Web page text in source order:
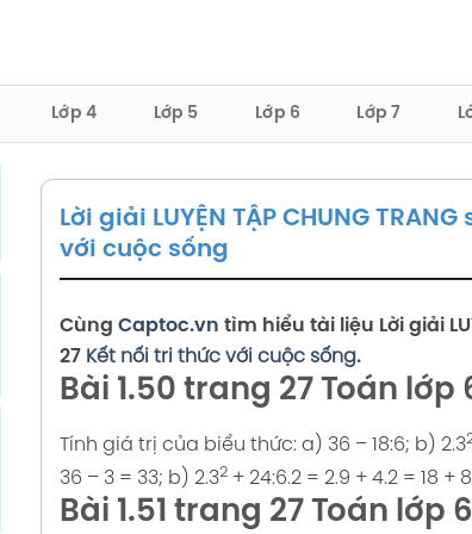
Lớp 4 Lớp 5 Lớp 6 Lớp 7
Lời giải LUYỆN TẬP CHUNG
với cuộc sống
Cùng Captoc.vn tìm hiểu tài liệu Lời giải
27 Kết nối tri thức với cuộc sống.
Bài 1.50 trang 27 Toán lớp
Tính giá trị của biểu thức: a) 36 – 18:6; b) 2.3
36 – 3 = 33; b) 2.32 + 24:6.2 = 2.9 + 4.2 = 18 +
Bài 1.51 trang 27 Toán lớp 6